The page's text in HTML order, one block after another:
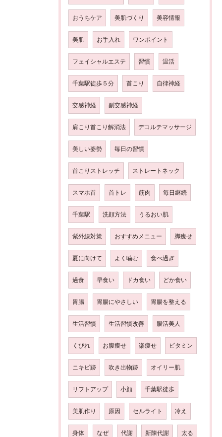
おうちケア 美肌づくり 美容情報
美肌 お手入れ ワンポイント
フェイシャルエステ 習慣 温活
千葉駅徒歩５分 首こり 自律神経
交感神経 副交感神経
肩こり首こり解消法 デコルテマッサージ
美しい姿勢 毎日の習慣
首こりストレッチ ストレートネック
スマホ首 首トレ 筋肉 毎日継続
千葉駅 洗顔方法 うるおい肌
紫外線対策 おすすめメニュー 脚痩せ
夏に向けて よく噛む 食べ過ぎ
過食 早食い ドカ食い どか食い
胃腸 胃腸にやさしい 胃腸を整える
生活習慣 生活習慣改善 腸活美人
くびれ お腹痩せ 楽痩せ ビタミン
ニキビ跡 吹き出物跡 オイリー肌
リフトアップ 小顔 千葉駅徒歩
美肌作り 原因 セルライト 冷え
身体 なぜ 代謝 新陳代謝 太る